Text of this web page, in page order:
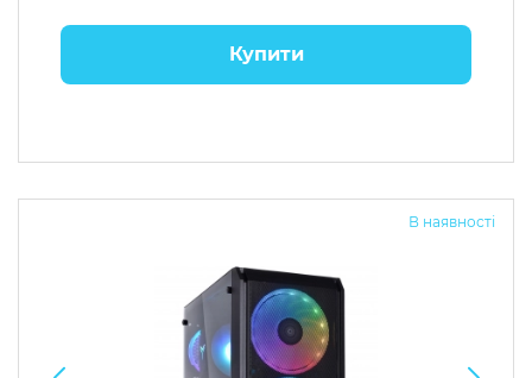
Купити
В наявності